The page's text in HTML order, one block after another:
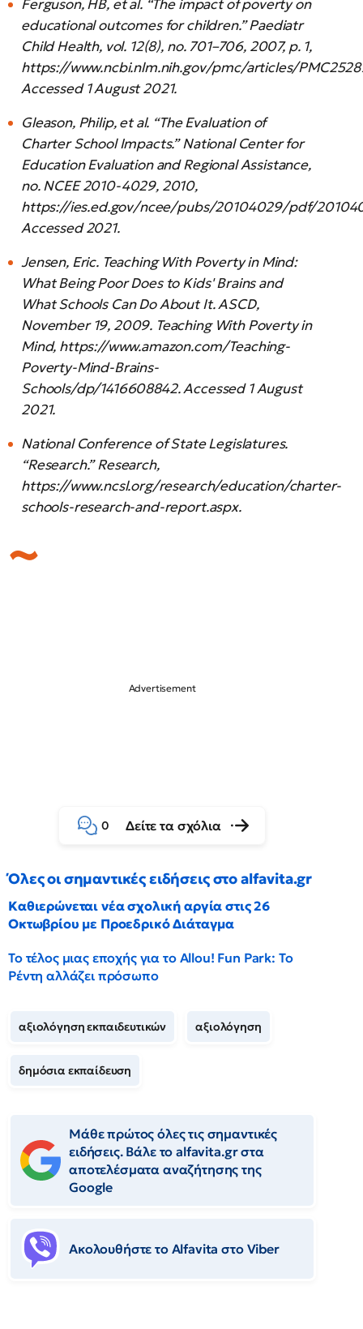
Ferguson, HB, et al. “The impact of poverty on
educational outcomes for children.” Paediatr
Child Health, vol. 12(8), no. 701–706, 2007, p. 1,
https://www.ncbi.nlm.nih.gov/pmc/articles/
Accessed 1 August 2021.
Gleason, Philip, et al. “The Evaluation of
Charter School Impacts.” National Center for
Education Evaluation and Regional Assistance,
no. NCEE 2010-4029, 2010,
https://ies.ed.gov/ncee/pubs/20104029/pdf/
Accessed 2021.
Jensen, Eric. Teaching With Poverty in Mind:
What Being Poor Does to Kids' Brains and
What Schools Can Do About It. ASCD,
November 19, 2009. Teaching With Poverty in
Mind, https://www.amazon.com/Teaching-
Poverty-Mind-Brains-
Schools/dp/1416608842. Accessed 1 August
2021.
National Conference of State Legislatures.
“Research.” Research,
https://www.ncsl.org/research/education/charter-
schools-research-and-report.aspx.
0 Δείτε τα σχόλια
Όλες οι σημαντικές ειδήσεις στο alfavita.gr
Καθιερώνεται νέα σχολική αργία στις 26
Οκτωβρίου με Προεδρικό Διάταγμα
Το τέλος μιας εποχής για το Allou! Fun Park: Το
Ρέντη αλλάζει πρόσωπο
αξιολόγηση εκπαιδευτικών αξιολόγηση
δημόσια εκπαίδευση
Μάθε πρώτος όλες τις σημαντικές
ειδήσεις. Βάλε το alfavita.gr στα
αποτελέσματα αναζήτησης της
Google
Ακολουθήστε το Αlfavita στο Viber